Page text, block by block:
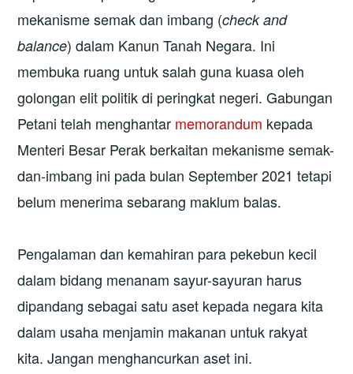
mekanisme semak dan imbang (check and
balance) dalam Kanun Tanah Negara. Ini
membuka ruang untuk salah guna kuasa oleh
golongan elit politik di peringkat negeri. Gabungan
Petani telah menghantar memorandum kepada
Menteri Besar Perak berkaitan mekanisme semak-
dan-imbang ini pada bulan September 2021 tetapi
belum menerima sebarang maklum balas.
Pengalaman dan kemahiran para pekebun kecil
dalam bidang menanam sayur-sayuran harus
dipandang sebagai satu aset kepada negara kita
dalam usaha menjamin makanan untuk rakyat
kita. Jangan menghancurkan aset ini.